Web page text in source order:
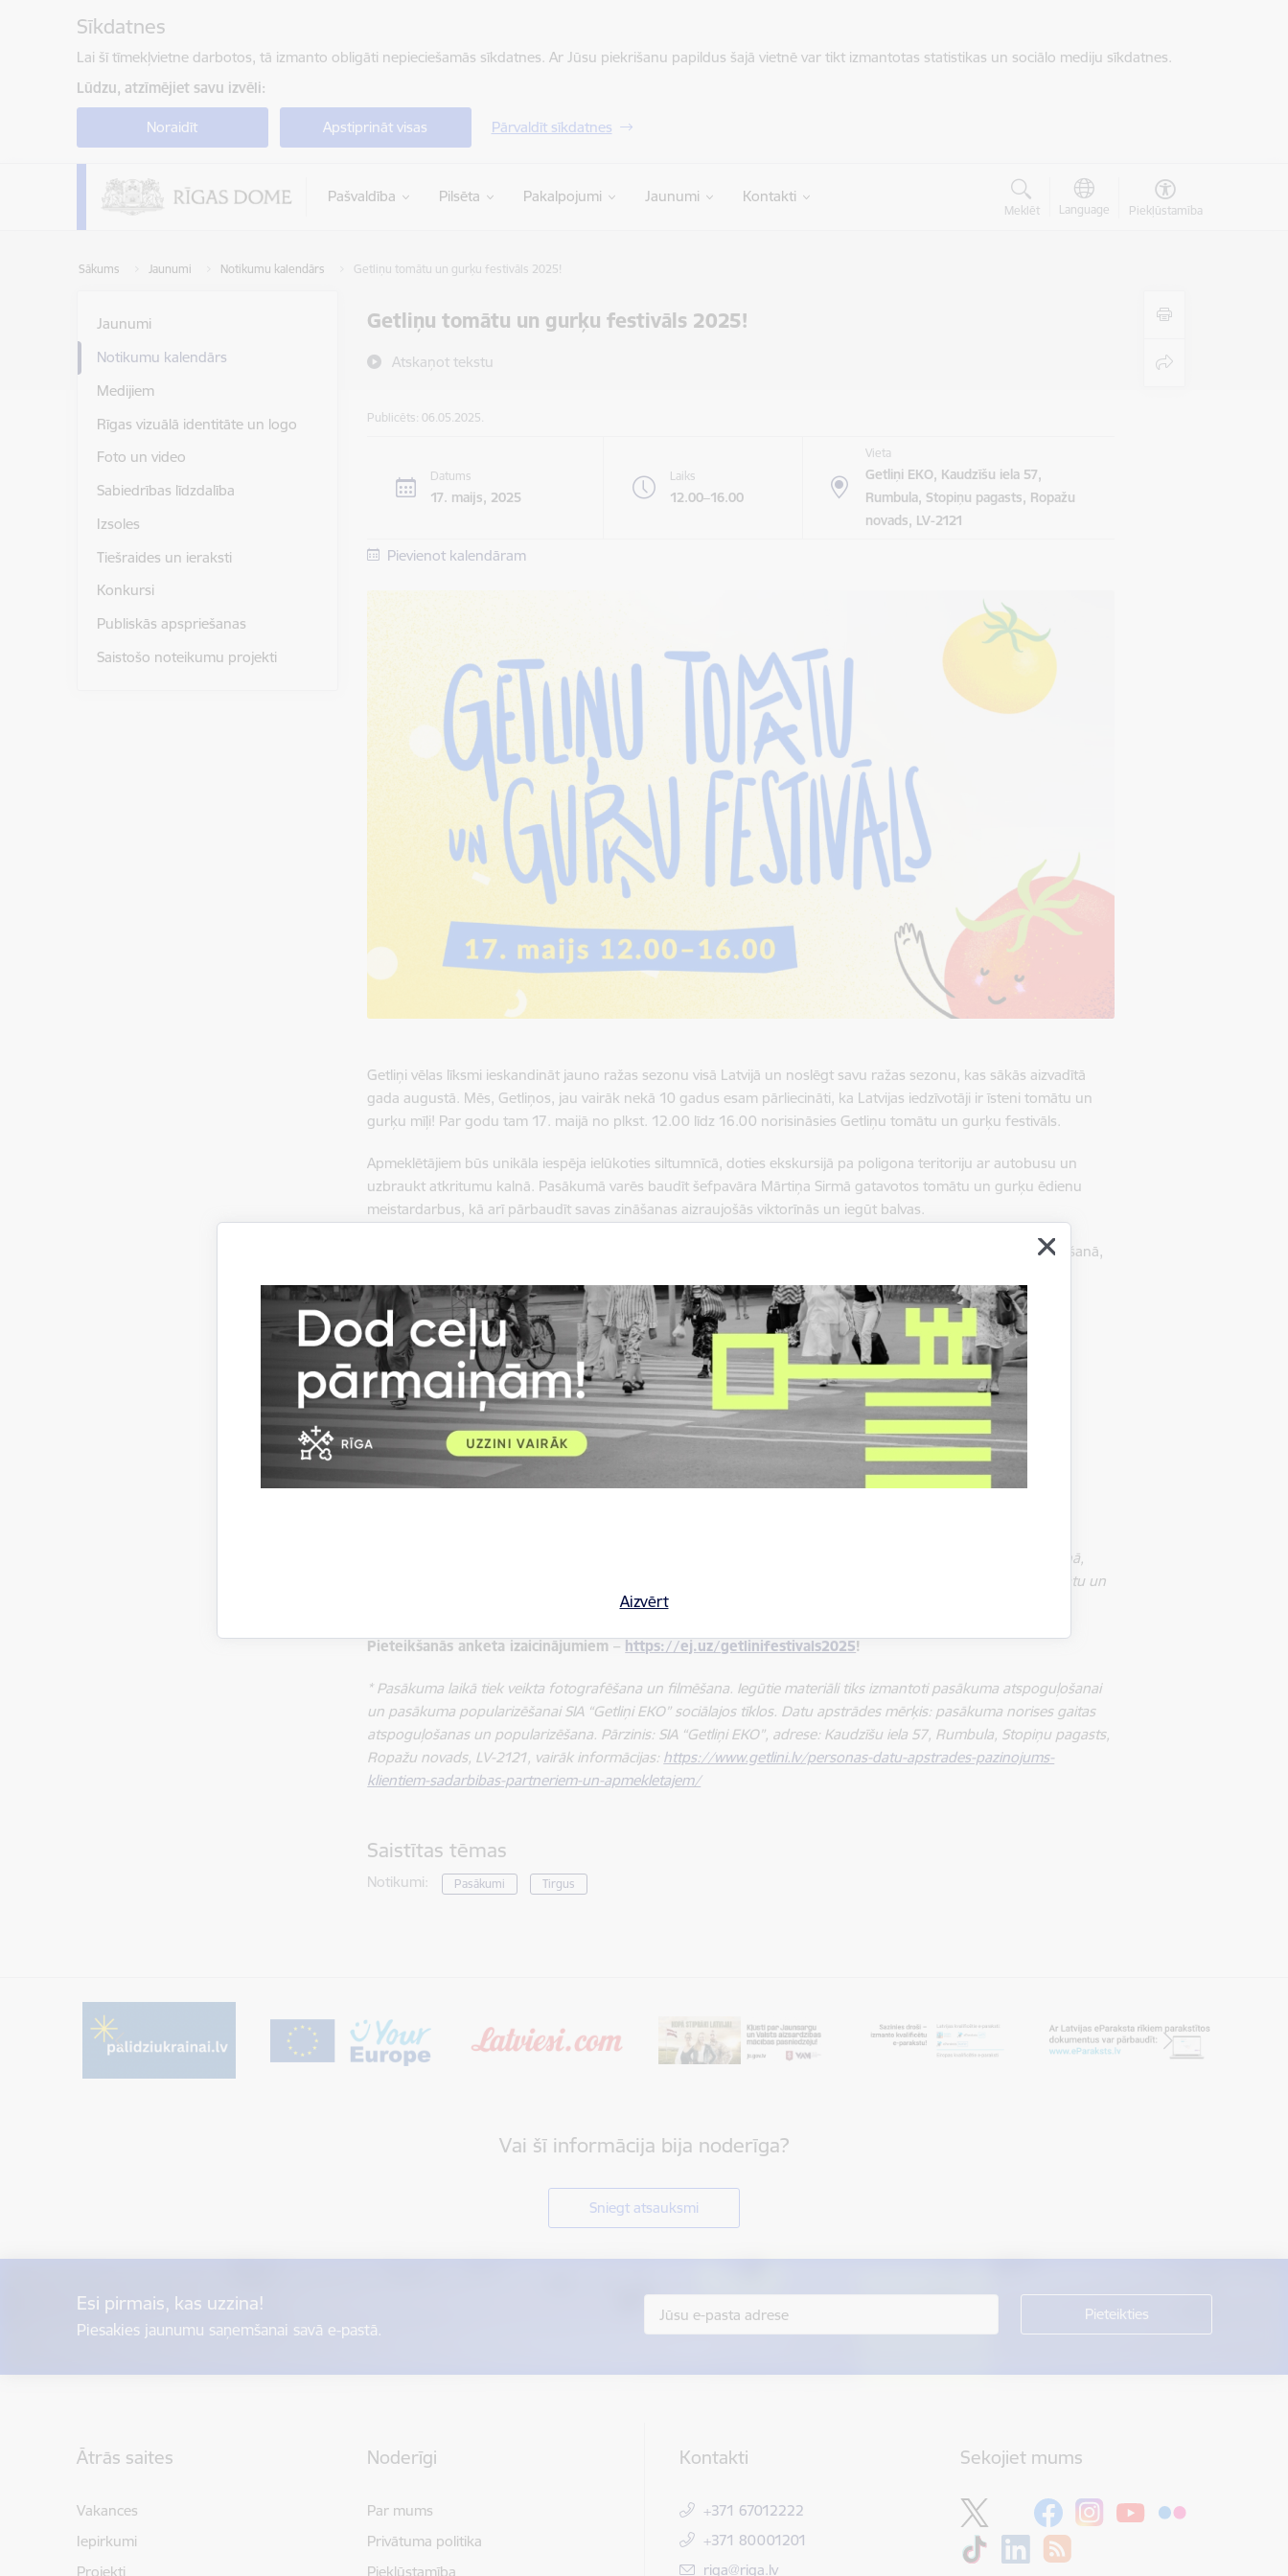
Sīkdatnes
Lai šī tīmekļvietne darbotos, tā izmanto obligāti nepieciešamās sīkdatnes. Ar Jūsu piekrišanu papildus šajā vietnē var tikt izmantotas statistikas un sociālo mediju sīkdatnes.
Lūdzu, atzīmējiet savu izvēli:
Noraidīt Apstiprināt visas Pārvaldīt sīkdatnes
Pašvaldība Pilsēta Pakalpojumi Jaunumi Kontakti
Meklēt Language Piekļūstamība
Sākums Jaunumi Notikumu kalendārs Getliņu tomātu un gurķu festivāls 2025!
Getliņu tomātu un gurķu festivāls 2025!
Atskaņot tekstu
Aizvērt
Jaunumi
Notikumu kalendārs
Medijiem
Rīgas vizuālā identitāte un logo
Foto un video
Sabiedrības līdzdalība
Izsoles
Tiešraides un ieraksti
Konkursi
Publiskās apspriešanas
Saistošo noteikumu projekti
Publicēts: 06.05.2025.
Datums
17. maijs, 2025
Laiks
12.00–16.00
Vieta
Getliņi EKO, Kaudzīšu iela 57,
Rumbula, Stopiņu pagasts, Ropažu
novads, LV-2121
Pievienot kalendāram
Getliņi vēlas līksmi ieskandināt jauno ražas sezonu visā Latvijā un noslēgt savu ražas sezonu, kas sākās aizvadītā
gada augustā. Mēs, Getliņos, jau vairāk nekā 10 gadus esam pārliecināti, ka Latvijas iedzīvotāji ir īsteni tomātu un
gurķu mīļi! Par godu tam 17. maijā no plkst. 12.00 līdz 16.00 norisināsies Getliņu tomātu un gurķu festivāls.
Apmeklētājiem būs unikāla iespēja ielūkoties siltumnīcā, doties ekskursijā pa poligona teritoriju ar autobusu un
uzbraukt atkritumu kalnā. Pasākumā varēs baudīt šefpavāra Mārtiņa Sirmā gatavotos tomātu un gurķu ēdienu
meistardarbus, kā arī pārbaudīt savas zināšanas aizraujošās viktorīnās un iegūt balvas.
Festivāla laikā norisināsies vairāki izaicinājumi, kuros apmeklētāji varēs izmēģināt spēkus – tomātu kastes turēšanā,
Par apmeklētāju labsajūtu rūpēsies pasākuma vadītājs Kristians Kareļins, DJ Party Hardy un grupa “Gapoljeri”.
Pasākuma programma:
12.00 – Festivāla atklāšana
12.30 – Šefpavāra Mārtiņa Sirmā ēdienu meistarklase
14.00 – Grupas “Gapoljeri” koncerts
15.00 – Tomātu un gurķu izaicinājumi
16.00 – Festivāla noslēgums
Visa festivāla laikā būs iespēja doties ekskursijā pa poligona teritoriju ar autobusu un uzbraukt atkritumu kalnā,
ieskatīties siltumnīcā un iepazīties ar poligonā esošo smago tehniku. Pasākuma laikā būs atvērts Getliņu tomātu un
gurķu veikals, kur varēs iegādāties tomātus un gurķus.
Pieteikšanās anketa izaicinājumiem – https://ej.uz/getlinifestivals2025!
* Pasākuma laikā tiek veikta fotografēšana un filmēšana. Iegūtie materiāli tiks izmantoti pasākuma atspoguļošanai
un pasākuma popularizēšanai SIA “Getliņi EKO” sociālajos tīklos. Datu apstrādes mērķis: pasākuma norises gaitas
atspoguļošanas un popularizēšana. Pārzinis: SIA “Getliņi EKO”, adrese: Kaudzīšu iela 57, Rumbula, Stopiņu pagasts,
Ropažu novads, LV-2121, vairāk informācijas: https://www.getlini.lv/personas-datu-apstrades-pazinojums-
klientiem-sadarbibas-partneriem-un-apmekletajem/
Saistītas tēmas
Notikumi: Pasākumi Tirgus
Vai šī informācija bija noderīga?
Sniegt atsauksmi
Esi pirmais, kas uzzina!
Piesakies jaunumu saņemšanai savā e-pastā.
Ātrās saites
Vakances
Iepirkumi
Projekti
Noderīgi
Par mums
Privātuma politika
Piekļūstamība
Kontakti
+371 67012222
+371 80001201
E-pasts:
riga@riga.lv
Sekojiet mums